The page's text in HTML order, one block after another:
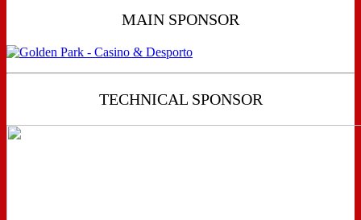
MAIN SPONSOR
TECHNICAL SPONSOR